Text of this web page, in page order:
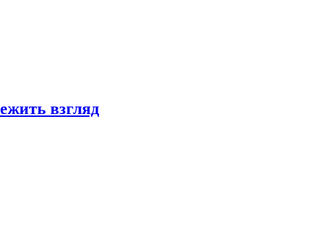
взгляд